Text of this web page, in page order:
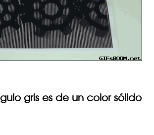
gris es de un color sólido